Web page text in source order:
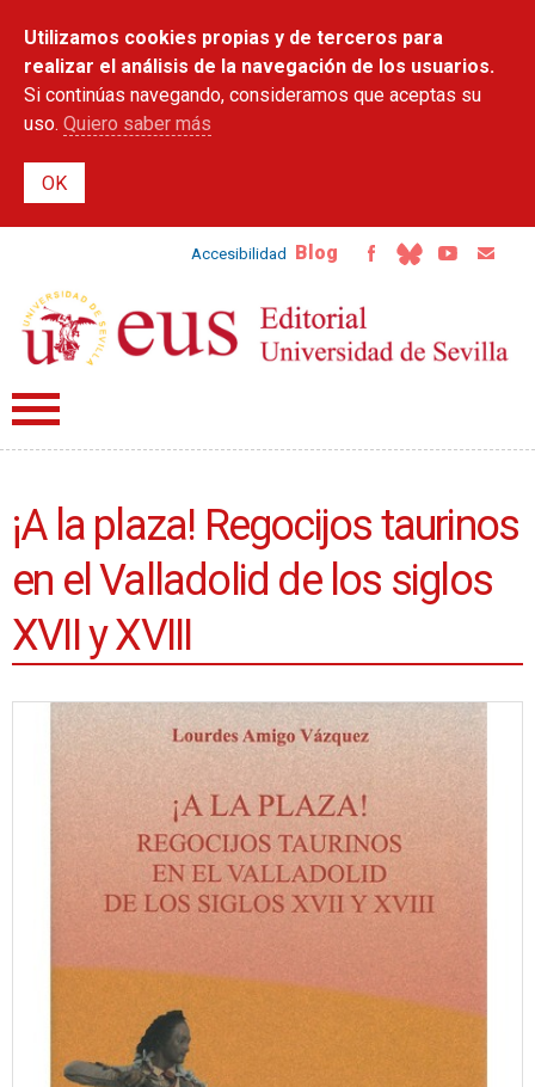
contenido
principal
Utilizamos cookies propias y de terceros para
realizar el análisis de la navegación de los usuarios.
Si continúas navegando, consideramos que aceptas su
uso. Quiero saber más
Accesibilidad Blog
¡A la plaza! Regocijos taurinos
en el Valladolid de los siglos
XVII y XVIII